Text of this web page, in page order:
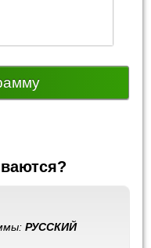
РУССКИЙ